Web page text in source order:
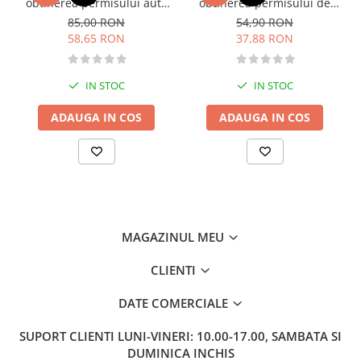
Literatura de divertisment
Literatura romana
Memorii si jurnale
Poezie, teatru
Publicistica, eseu
Romance
Science Fiction
Alimentatie vegetariana
Arte si tehnici culinare
categoria B - editia 2026
85,00 RON
58,65 RON
IN STOC
ADAUGA IN COS
conducere auto - Categoria
B - 2026
54,90 RON
37,88 RON
IN STOC
ADAUGA IN COS
MAGAZINUL MEU
CLIENTI
DATE COMERCIALE
SUPORT CLIENTI LUNI-VINERI: 10.00-17.00, SAMBATA SI
DUMINICA INCHIS